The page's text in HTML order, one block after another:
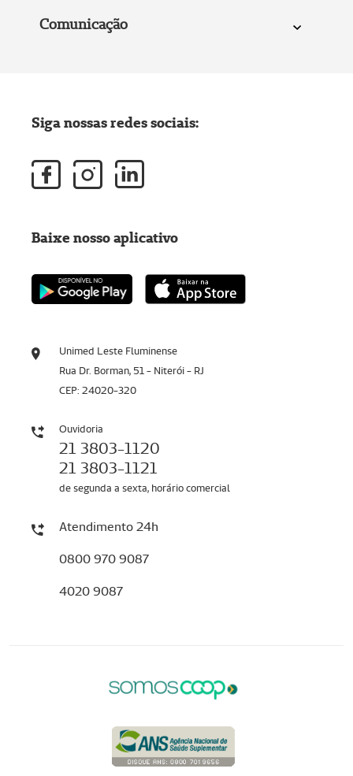
Comunicação
Unimed Leste Fluminense
Rua Dr. Borman, 51 - Niterói - RJ
CEP: 24020-320
Ouvidoria
21 3803-1120
21 3803-1121
de segunda a sexta, horário comercial
Atendimento 24h
0800 970 9087
4020 9087
Siga nossas redes sociais:
Baixe nosso aplicativo